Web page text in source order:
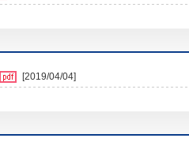
[2019/04/04]